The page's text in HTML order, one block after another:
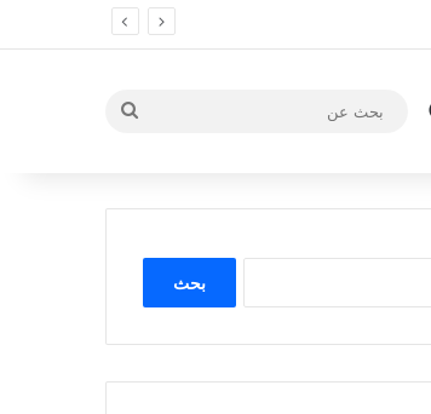
فيسبوك
بحث